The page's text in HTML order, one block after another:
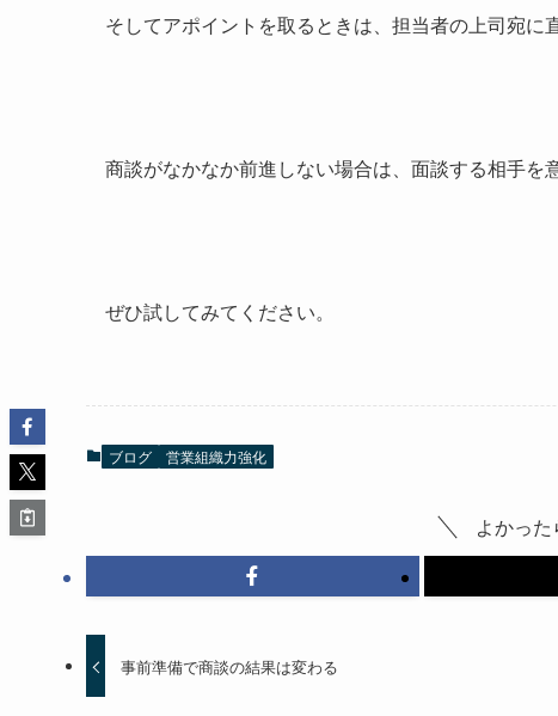
そしてアポイントを取るときは、担当者の上司宛に
商談がなかなか前進しない場合は、面談する相手を
ぜひ試してみてください。
ブログ 営業組織力強化
よかった
事前準備で商談の結果は変わる